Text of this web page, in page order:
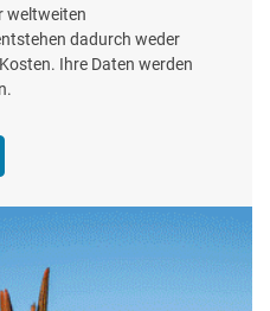
weltweiten
dadurch weder
Ihre Daten werden